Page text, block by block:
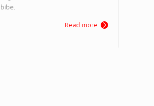
Read more